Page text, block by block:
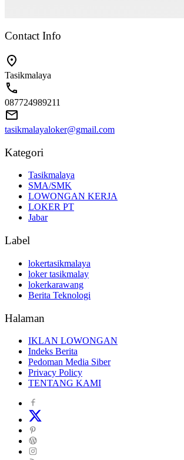
Contact Info
Tasikmalaya
087724989211
tasikmalayaloker@gmail.com
Kategori
Tasikmalaya
SMA/SMK
LOWONGAN KERJA
LOKER PT
Jabar
Label
lokertasikmalaya
loker tasikmalay
lokerkarawang
Berita Teknologi
Halaman
IKLAN LOWONGAN
Indeks Berita
Pedoman Media Siber
Privacy Policy
TENTANG KAMI